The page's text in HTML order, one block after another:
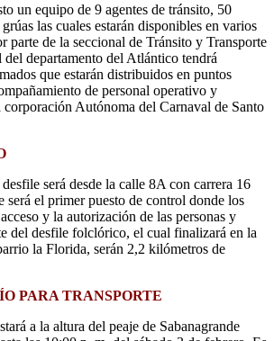
un equipo de 9 agentes de tránsito, 50
las cuales estarán disponibles en varios
parte de la seccional de Tránsito y Transporte
departamento del Atlántico tendrá
que estarán distribuidos en puntos
de personal operativo y
Autónoma del Carnaval de Santo
será desde la calle 8A con carrera 16
será el primer puesto de control donde los
y la autorización de las personas y
del desfile folclórico, el cual finalizará en la
la Florida, serán 2,2 kilómetros de
PARA TRANSPORTE
a la altura del peaje de Sabanagrande